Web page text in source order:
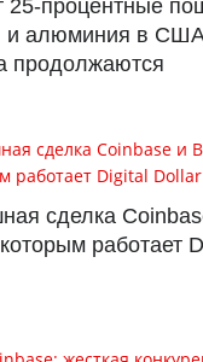
25-процентные
и алюминия в
продолжаются
сделка
работает